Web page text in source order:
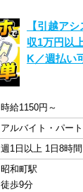
【引越ア
収1万円以
K／週払い
時給1150円～
アルバイト・パート
週1日以上 1日8時
昭和町駅
徒歩9分